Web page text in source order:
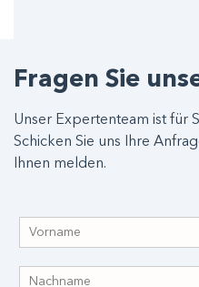
Fragen Sie
Unser Expertenteam ist für
Schicken Sie uns Ihre
Ihnen melden.